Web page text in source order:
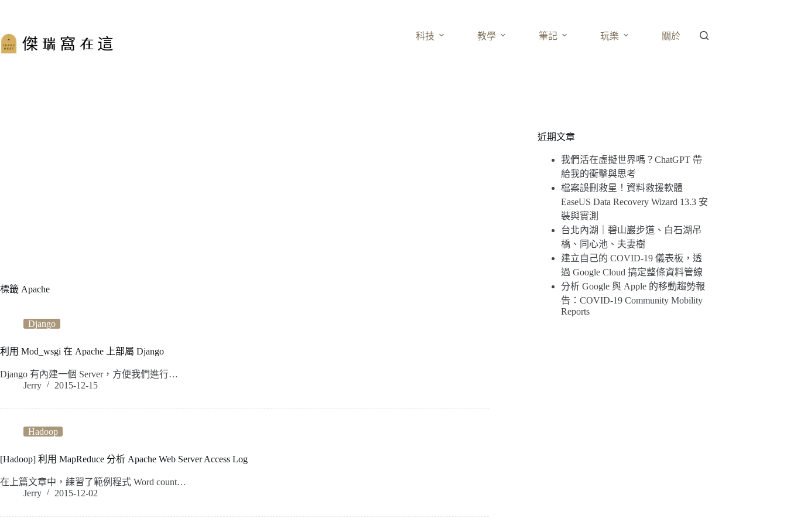
主
要
科技 教學 筆記 玩樂 關於
標籤 Apache
Django
利用 Mod_wsgi 在 Apache 上部屬 Django
Django 有內建一個 Server，方便我們進行…
Jerry
2015-12-15
Hadoop
[Hadoop] 利用 MapReduce 分析 Apache Web Server Access Log
在上篇文章中，練習了範例程式 Word count…
Jerry
2015-12-02
近期文章
我們活在虛擬世界嗎？ChatGPT 帶
給我的衝擊與思考
檔案誤刪救星！資料救援軟體
EaseUS Data Recovery Wizard 13.3 安
裝與實測
台北內湖｜碧山巖步道、白石湖吊
橋、同心池、夫妻樹
建立自己的 COVID-19 儀表板，透
過 Google Cloud 搞定整條資料管線
分析 Google 與 Apple 的移動趨勢報
告：COVID-19 Community Mobility
Reports